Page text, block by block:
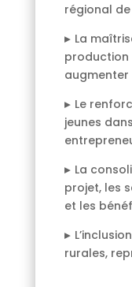
régional
▸ La
production
augmenter
▸ Le
jeunes
▸ La
projet, les
et les
▸
rurales,